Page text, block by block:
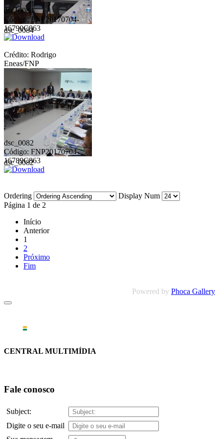
dsc_0084
dsc_0084
Código: FNP20170704-
16790C863
Crédito: Rodrigo
Eneas/FNP
dsc_0082
dsc_0082
Código: FNP20170704-
16789C863
Ordering
Display Num
Página 1 de 2
Início
Anterior
1
2
Próximo
Fim
Powered by Phoca Gallery
CENTRAL MULTIMÍDIA
Fale conosco
Subject:
Digite o seu e-mail